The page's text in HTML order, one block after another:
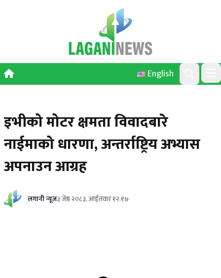
English
Search
इभीको मोटर क्षमता विवादबारे
नाईमाको धारणा, अन्तर्राष्ट्रिय अभ्यास
अपनाउन आग्रह
लगानी न्यूज३ जेष्ठ २०८३, आईतवार १२:१७